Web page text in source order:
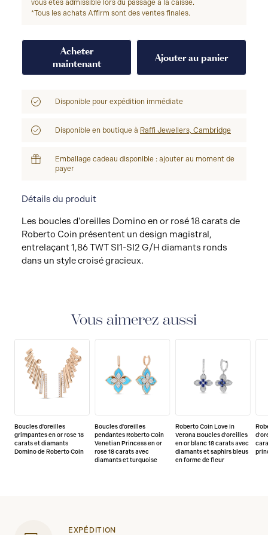
vous êtes admissible lors du passage à la caisse.
*Tous les achats Affirm sont des ventes finales.
Acheter
maintenant
Ajouter au panier
Disponible pour expédition immédiate
Disponible en boutique à Raffi Jewellers, Cambridge
Emballage cadeau disponible : ajouter au moment de
payer
Détails du produit
Les boucles d'oreilles Domino en or rosé 18 carats de
Roberto Coin présentent un design magistral,
entrelaçant 1,86 TWT SI1-SI2 G/H diamants ronds
dans un style croisé gracieux.
Vous aimerez aussi
Boucles d'oreilles
grimpantes en or rose 18
carats et diamants
Domino de Roberto Coin
Boucles d'oreilles
pendantes Roberto Coin
Venetian Princess en or
rose 18 carats avec
diamants et turquoise
Roberto Coin Love in
Verona Boucles d'oreilles
en or blanc 18 carats avec
diamants et saphirs bleus
en forme de fleur
EXPÉDITION